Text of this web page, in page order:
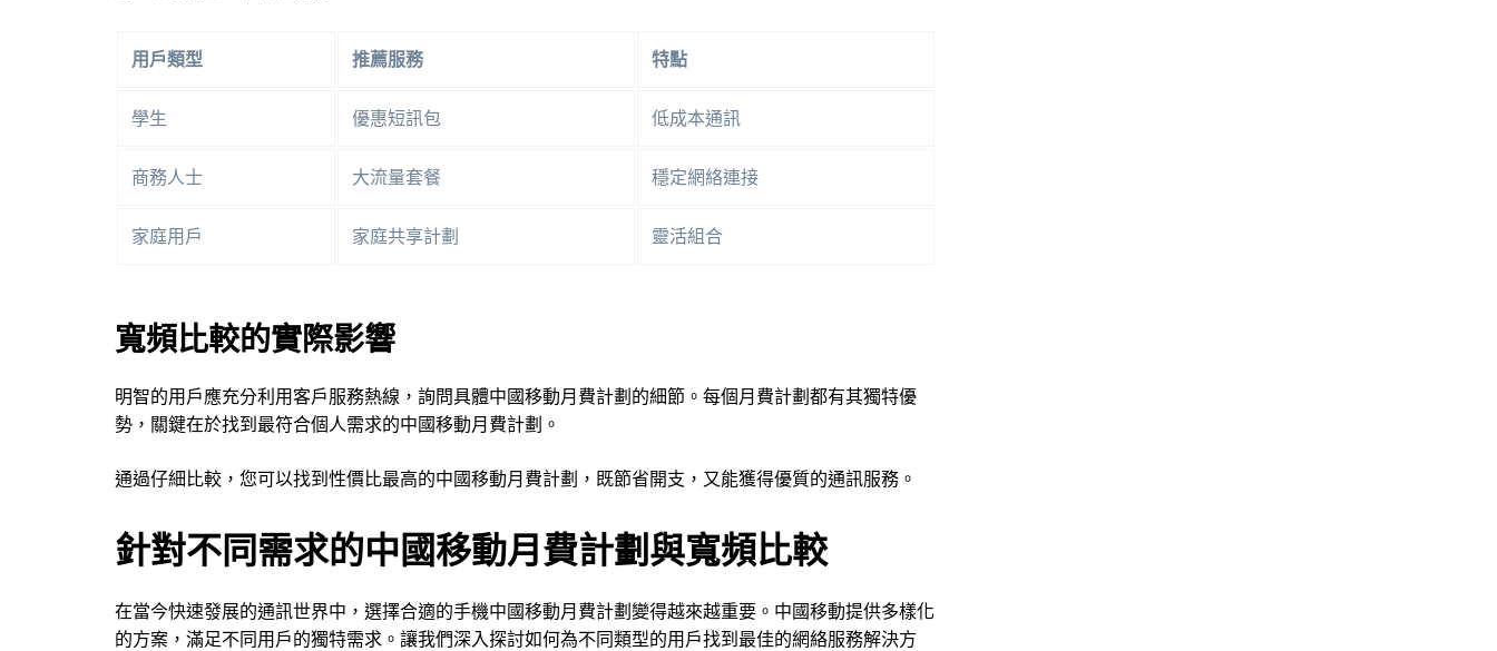
用戶類型 推薦服務 特點
學生 優惠短訊包 低成本通訊
商務人士 大流量套餐 穩定網絡連接
家庭用戶 家庭共享計劃 靈活組合
寬頻比較的實際影響
明智的用戶應充分利用客戶服務熱線，詢問具體中國移動月費計劃的細節。每個月費計劃都有其獨特優
勢，關鍵在於找到最符合個人需求的中國移動月費計劃。
通過仔細比較，您可以找到性價比最高的中國移動月費計劃，既節省開支，又能獲得優質的通訊服務。
針對不同需求的中國移動月費計劃與寬頻比較
在當今快速發展的通訊世界中，選擇合適的手機中國移動月費計劃變得越來越重要。中國移動提供多樣化
的方案，滿足不同用戶的獨特需求。讓我們深入探討如何為不同類型的用戶找到最佳的網絡服務解決方